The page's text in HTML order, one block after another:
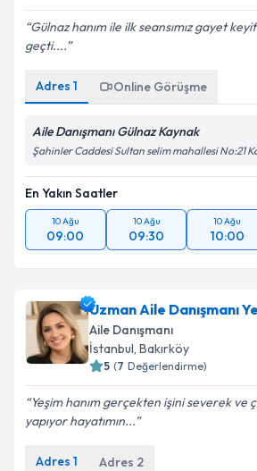
Gülnaz hanım ile ilk seansımız gayet
geçti....
Adres 1 Online Görüşme
Aile Danışmanı Gülnaz Kaynak
Şahinler Caddesi Sultan selim mahallesi No:21
En Yakın Saatler
10 Ağu
09:00
10 Ağu
09:30
10 Ağu
10:00
Uzman Aile Danışmanı
Aile Danışmanı
İstanbul, Bakırköy
5 (7 Değerlendirme)
Yeşim hanım gerçekten işini severek ve
yapıyor hayatımın...
Adres 1 Adres 2